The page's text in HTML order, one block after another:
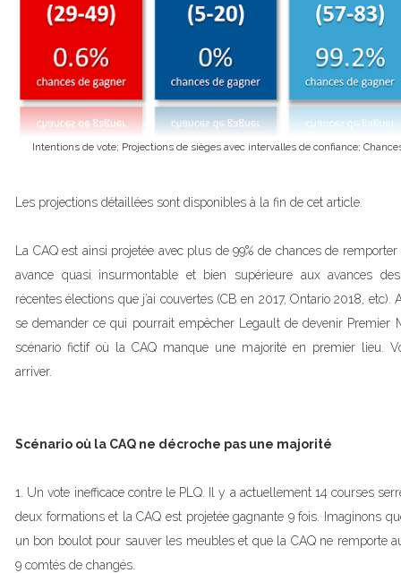
Intentions de vote; Projections de sièges avec intervalles de confiance;
Les projections détaillées sont disponibles à la fin de cet article.
La CAQ est ainsi projetée avec plus de 99% de chances de
avance quasi insurmontable et bien supérieure aux avances
récentes élections que j’ai couvertes (CB en 2017, Ontario 2018,
se demander ce qui pourrait empêcher Legault de devenir Premier
scénario fictif où la CAQ manque une majorité en premier lieu.
arriver.
Scénario où la CAQ ne décroche pas une majorité
1. Un vote inefficace contre le PLQ. Il y a actuellement 14 courses
deux formations et la CAQ est projetée gagnante 9 fois. Imaginons
un bon boulot pour sauver les meubles et que la CAQ ne remporte
9 comtés de changés.